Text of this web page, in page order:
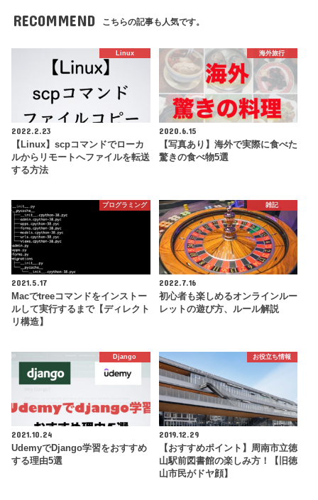
RECOMMEND こちらの記事も人気です。
Linux
2022.2.23
【Linux】scpコマンドでローカ
ルからリモートへファイルを転送
する方法
海外旅行
2020.6.15
【写真あり】海外で実際に食べた
驚きの食べ物5選
プログラミング
2021.5.17
Macでtreeコマンドをインストー
ルして実行するまで【ディレクト
リ構造】
雑記
2022.7.16
初心者も楽しめるオンラインルー
レットの遊び方、ルール解説
Django
2021.10.24
UdemyでDjango学習をおすすめ
する理由5選
お役立ち情報
2019.12.29
【おすすめポイント】周南市立徳
山駅前図書館の楽しみ方！【旧徳
山市民がドヤ顔】